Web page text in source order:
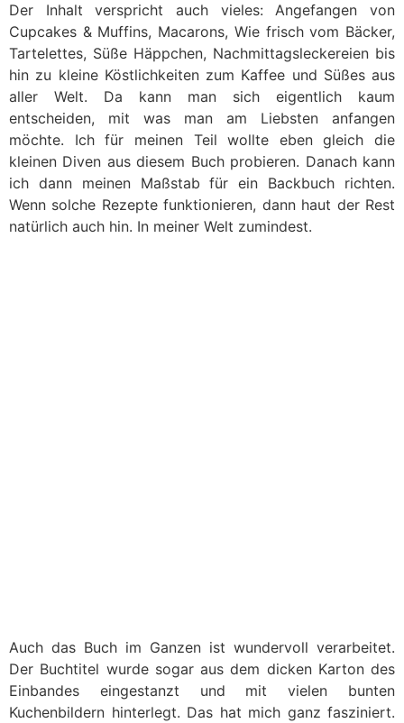
Der Inhalt verspricht auch vieles: Angefangen von
Cupcakes & Muffins, Macarons, Wie frisch vom Bäcker,
Tartelettes, Süße Häppchen, Nachmittagsleckereien bis
hin zu kleine Köstlichkeiten zum Kaffee und Süßes aus
aller Welt. Da kann man sich eigentlich kaum
entscheiden, mit was man am Liebsten anfangen
möchte. Ich für meinen Teil wollte eben gleich die
kleinen Diven aus diesem Buch probieren. Danach kann
ich dann meinen Maßstab für ein Backbuch richten.
Wenn solche Rezepte funktionieren, dann haut der Rest
natürlich auch hin. In meiner Welt zumindest.
Auch das Buch im Ganzen ist wundervoll verarbeitet.
Der Buchtitel wurde sogar aus dem dicken Karton des
Einbandes eingestanzt und mit vielen bunten
Kuchenbildern hinterlegt. Das hat mich ganz fasziniert.